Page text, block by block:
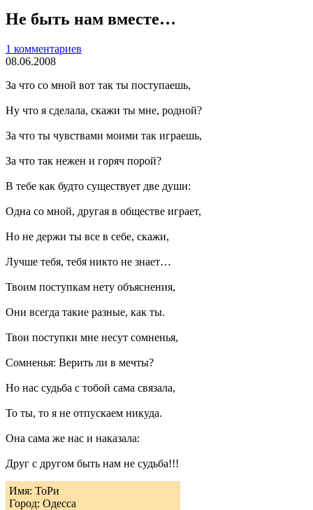
Не быть нам вместе…
1 комментариев
08.06.2008
За что со мной вот так ты поступаешь,
Ну что я сделала, скажи ты мне, родной?
За что ты чувствами моими так играешь,
За что так нежен и горяч порой?
В тебе как будто существует две души:
Одна со мной, другая в обществе играет,
Но не держи ты все в себе, скажи,
Лучше тебя, тебя никто не знает…
Твоим поступкам нету объяснения,
Они всегда такие разные, как ты.
Твои поступки мне несут сомненья,
Сомненья: Верить ли в мечты?
Но нас судьба с тобой сама связала,
То ты, то я не отпускаем никуда.
Она сама же нас и наказала:
Друг с другом быть нам не судьба!!!
Имя: ТоРи
Город: Одесса